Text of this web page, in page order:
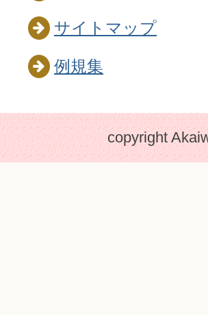
サイトマップ
例規集
copyright